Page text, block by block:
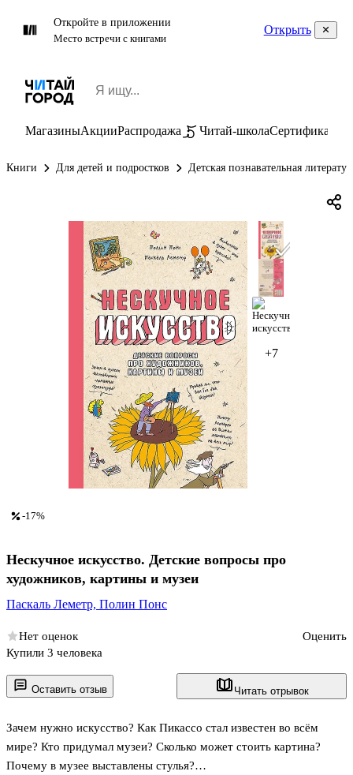
Откройте в приложении
Место встречи с книгами
Открыть
МагазиныАкцииРаспродажа Читай-школаСертификаты
Книги Для детей и подростков Детская познавательная
+7
Оставить отзыв Читать отрывок
Зачем нужно искусство? Как Пикассо стал известен во всём
мире? Кто придумал музеи? Сколько может стоить картина?
Почему в музее выставлены стулья?…
-17%
Нескучное искусство. Детские вопросы про
художников, картины и музеи
Паскаль Леметр, Полин Понс
Нет оценок
Оценить
Купили 3 человека